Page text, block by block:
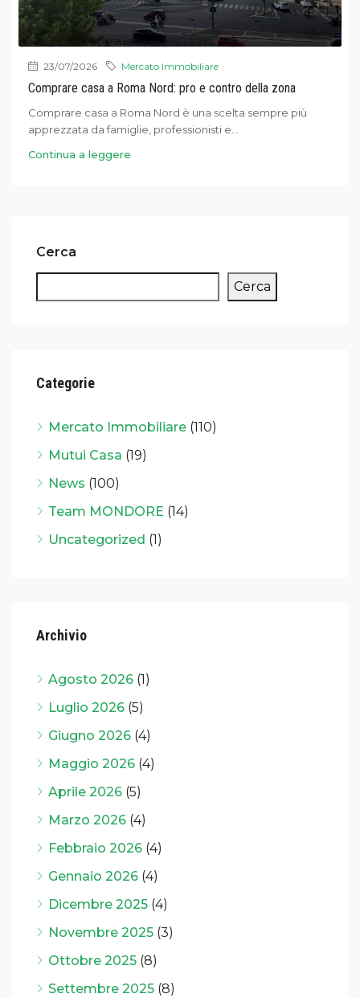
23/07/2026 Mercato Immobiliare
Comprare casa a Roma Nord: pro e contro della zona
Comprare casa a Roma Nord è una scelta sempre più
apprezzata da famiglie, professionisti e...
Continua a leggere
Cerca
Cerca
Categorie
Mercato Immobiliare (110)
Mutui Casa (19)
News (100)
Team MONDORE (14)
Uncategorized (1)
Archivio
Agosto 2026 (1)
Luglio 2026 (5)
Giugno 2026 (4)
Maggio 2026 (4)
Aprile 2026 (5)
Marzo 2026 (4)
Febbraio 2026 (4)
Gennaio 2026 (4)
Dicembre 2025 (4)
Novembre 2025 (3)
Ottobre 2025 (8)
Settembre 2025 (8)